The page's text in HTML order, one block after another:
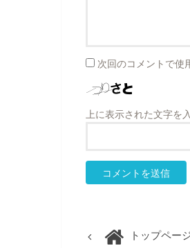
次回のコメントで使
上に表示された文字を
トップペー